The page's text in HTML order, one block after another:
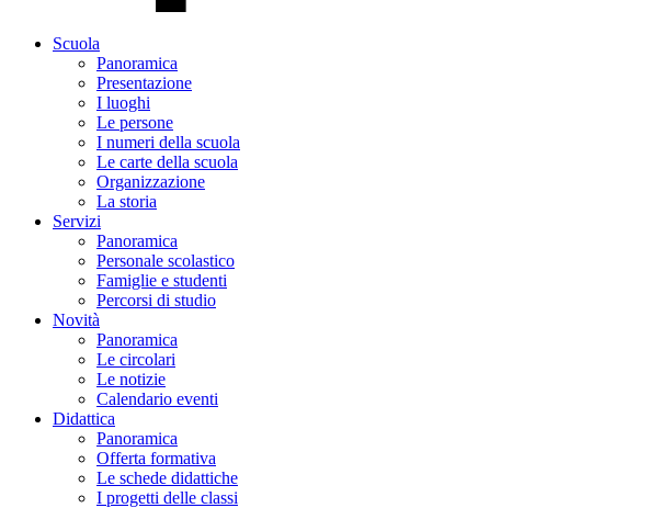
Scuola
Panoramica
Presentazione
I luoghi
Le persone
I numeri della scuola
Le carte della scuola
Organizzazione
La storia
Servizi
Panoramica
Personale scolastico
Famiglie e studenti
Percorsi di studio
Novità
Panoramica
Le circolari
Le notizie
Calendario eventi
Didattica
Panoramica
Offerta formativa
Le schede didattiche
I progetti delle classi